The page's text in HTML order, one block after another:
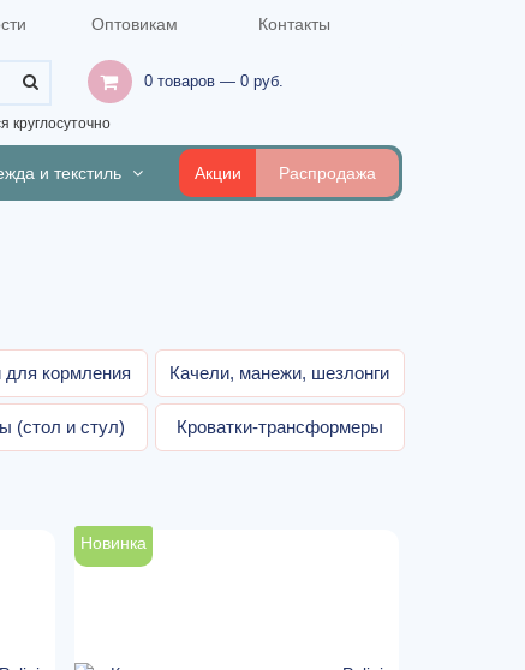
Оптовикам Контакты
0 товаров — 0 руб.
круглосуточно
и текстиль Акции Распродажа
для кормления Качели, манежи, шезлонги
(стол и стул) Кроватки-трансформеры
Новинка